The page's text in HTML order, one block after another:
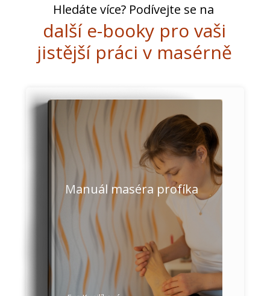
Hledáte více? Podívejte se na
další e-booky pro vaši
jistější práci v masérně
Manuál maséra profíka